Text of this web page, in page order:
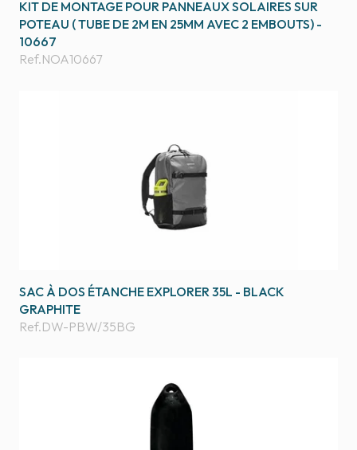
KIT DE MONTAGE POUR PANNEAUX SOLAIRES SUR
POTEAU ( TUBE DE 2M EN 25MM AVEC 2 EMBOUTS) -
10667
Ref.NOA10667
SAC À DOS ÉTANCHE EXPLORER 35L - BLACK
GRAPHITE
Ref.DW-PBW/35BG